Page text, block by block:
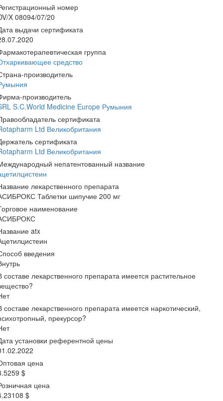
номер
X 08094/07/20
выдачи сертификата
группа
средство
производитель
производитель
S.C.World Medicine Europe Румыния
сертификата
Ltd Великобритания
сертификата
Ltd Великобритания
непатентованный название
лекарственного препарата
Таблетки шипучие 200 мг
наименование
atx
введения
составе лекарственного препарата имеется растительное
составе лекарственного препарата имеется наркотический,
прекурсор?
установки референтной цены
цена
$
цена
$